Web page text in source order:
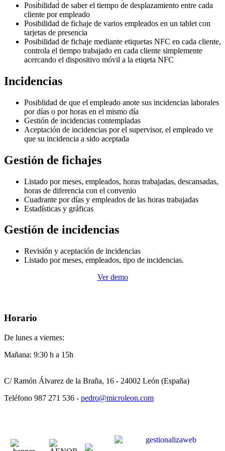
Posibilidad de saber el tiempo de desplazamiento entre cada
cliente por empleado
Posibilidad de fichaje de varios empleados en un tablet con
tarjetas de presencia
Posibilidad de fichaje mediante etiquetas NFC en cada cliente,
controla el tiempo trabajado en cada cliente simplemente
acercando el dispositivo móvil a la etiqeta NFC
Incidencias
Posiblidad de que el empleado anote sus incidencias laborales
por días o por horas en el mismo día
Gestión de incidencias contempladas
Aceptación de incidencias por el supervisor, el empleado ve
que su incidencia a sido aceptada
Gestión de fichajes
Listado por meses, empleados, horas trabajadas, descansadas,
horas de diferencia con el convenio
Cuadrante por días y empleados de las horas trabajadas
Estadísticas y gráficas
Gestión de incidencias
Revisión y aceptación de incidencias
Listado por meses, empleados, tipo de incidencias.
Ver demo
Horario
De lunes a viernes:
Mañana: 9:30 h a 15h
C/ Ramón Álvarez de la Braña, 16 - 24002 León (España)
Teléfono 987 271 536 - pedro@microleon.com